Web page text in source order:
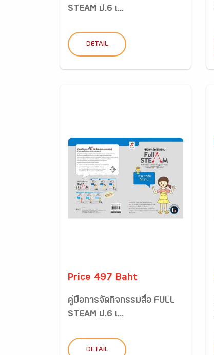
STEAM ป.6 เ...
DETAIL
Price 497 Baht
คู่มือการจัดกิจกรรมสื่อ FULL
STEAM ป.6 เ...
DETAIL